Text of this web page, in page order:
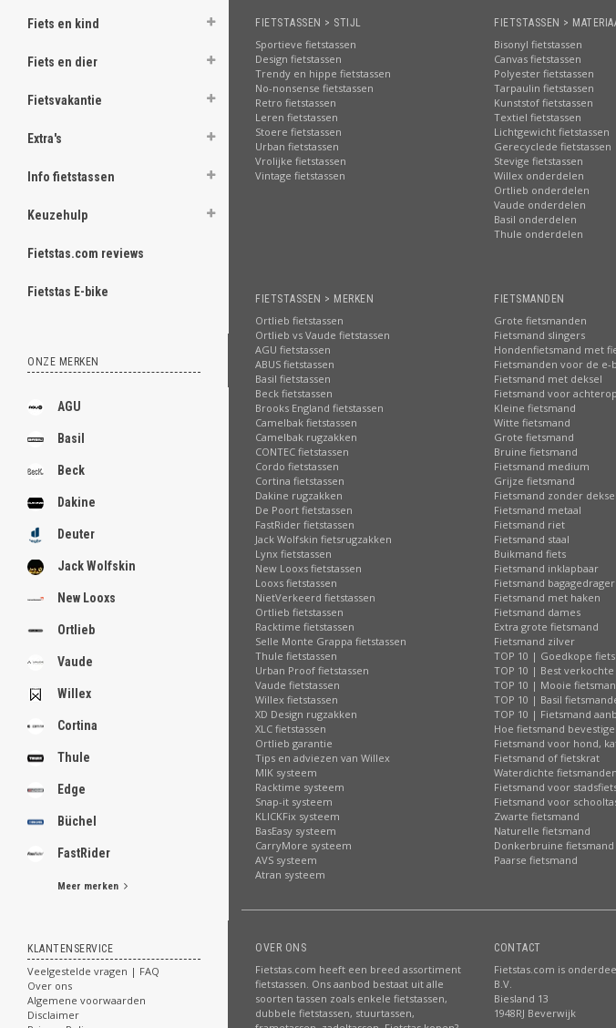
Fiets en kind
Fiets en dier
Fietsvakantie
Extra's
Info fietstassen
Keuzehulp
Fietstas.com reviews
Fietstas E-bike
ONZE MERKEN
AGU
Basil
Beck
Dakine
Deuter
Jack Wolfskin
New Looxs
Ortlieb
Vaude
Willex
Cortina
Thule
Edge
Büchel
FastRider
Meer merken
KLANTENSERVICE
Veelgestelde vragen | FAQ
Over ons
Algemene voorwaarden
Disclaimer
FIETSTASSEN > STIJL
Sportieve fietstassen
Design fietstassen
Trendy en hippe fietstassen
No-nonsense fietstassen
Retro fietstassen
Leren fietstassen
Stoere fietstassen
Urban fietstassen
Vrolijke fietstassen
Vintage fietstassen
FIETSTASSEN >
Bisonyl fietstassen
Canvas fietstassen
Polyester fietstassen
Tarpaulin fietstassen
Kunststof fietstassen
Textiel fietstassen
Lichtgewicht fietstassen
Gerecyclede fietstassen
Stevige fietstassen
Willex onderdelen
Ortlieb onderdelen
Vaude onderdelen
Basil onderdelen
Thule onderdelen
FIETSTASSEN > MERKEN
Ortlieb fietstassen
Ortlieb vs Vaude fietstassen
AGU fietstassen
ABUS fietstassen
Basil fietstassen
Beck fietstassen
Brooks England fietstassen
Camelbak fietstassen
Camelbak rugzakken
CONTEC fietstassen
Cordo fietstassen
Cortina fietstassen
Dakine rugzakken
De Poort fietstassen
FastRider fietstassen
Jack Wolfskin fietsrugzakken
Lynx fietstassen
New Looxs fietstassen
Looxs fietstassen
NietVerkeerd fietstassen
Ortlieb fietstassen
Racktime fietstassen
Selle Monte Grappa fietstassen
Thule fietstassen
Urban Proof fietstassen
Vaude fietstassen
Willex fietstassen
XD Design rugzakken
XLC fietstassen
Ortlieb garantie
Tips en adviezen van Willex
MIK systeem
Racktime systeem
Snap-it systeem
KLICKFix systeem
BasEasy systeem
CarryMore systeem
AVS systeem
Atran systeem
FIETSMANDEN
Grote fietsmanden
Fietsmand slingers
Hondenfietsmand met
Fietsmanden voor de e-
Fietsmand met deksel
Fietsmand voor achterop
Kleine fietsmand
Witte fietsmand
Grote fietsmand
Bruine fietsmand
Fietsmand medium
Grijze fietsmand
Fietsmand zonder deksel
Fietsmand metaal
Fietsmand riet
Fietsmand staal
Buikmand fiets
Fietsmand inklapbaar
Fietsmand bagagedrager
Fietsmand met haken
Fietsmand dames
Extra grote fietsmand
Fietsmand zilver
TOP 10 | Goedkope
TOP 10 | Best
TOP 10 | Mooie
TOP 10 | Basil
TOP 10 | Fietsmand
Hoe fietsmand
Fietsmand voor hond,
Fietsmand of fietskrat
Waterdichte fietsmanden
Fietsmand voor
Fietsmand voor
Zwarte fietsmand
Naturelle fietsmand
Donkerbruine fietsmand
Paarse fietsmand
OVER ONS
Fietstas.com heeft een breed assortiment
fietstassen. Ons aanbod bestaat uit alle
soorten tassen zoals enkele fietstassen,
dubbele fietstassen, stuurtassen,
CONTACT
Fietstas.com is
B.V.
Biesland 13
1948RJ Beverwijk